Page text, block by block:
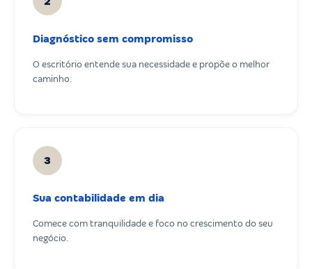
Diagnóstico sem compromisso
O escritório entende sua necessidade e propõe o melhor
caminho.
3
Sua contabilidade em dia
Comece com tranquilidade e foco no crescimento do seu
negócio.